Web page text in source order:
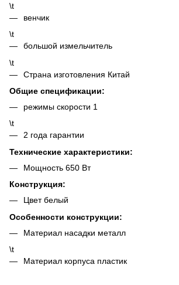
\t
венчик
\t
большой измельчитель
\t
Страна изготовления Китай
Общие спецификации:
режимы скорости 1
\t
2 года гарантии
Технические характеристики:
Мощность 650 Вт
Конструкция:
Цвет белый
Особенности конструкции:
Материал насадки металл
\t
Материал корпуса пластик